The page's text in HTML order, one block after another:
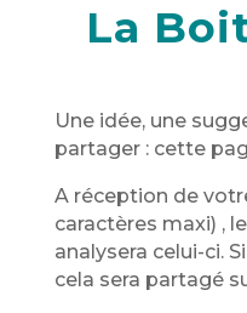
La
Une idée, une
partager : cette
A réception de
caractères maxi) ,
analysera celui-ci.
cela sera partagé